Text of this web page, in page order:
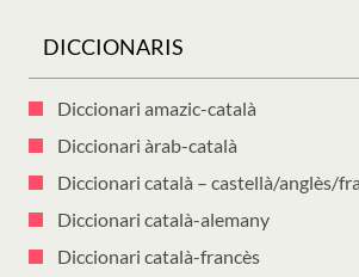
DICCIONARIS
Diccionari amazic-català
Diccionari àrab-català
Diccionari català – castellà/anglès/
Diccionari català-alemany
Diccionari català-francès